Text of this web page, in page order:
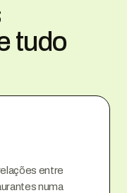
tudo
entre
numa